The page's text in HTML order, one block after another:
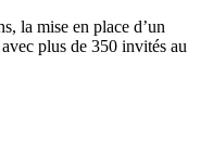
la mise en place d’un
plus de 350 invités au